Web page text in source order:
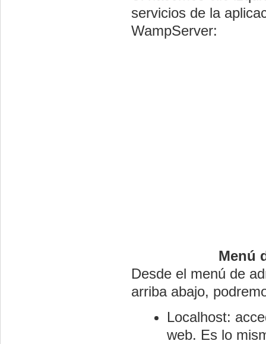
servicios de la
WampServer:
Menú
Desde el menú de
arriba abajo,
Localhost:
web. Es lo